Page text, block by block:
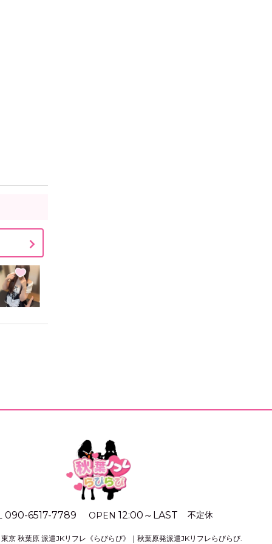
090-6517-7789 OPEN 12:00 ～ LAST 不定休
東京 秋葉原 派遣JKリフレ《らびらび》｜秋葉原発派遣JKリフレらびらび.